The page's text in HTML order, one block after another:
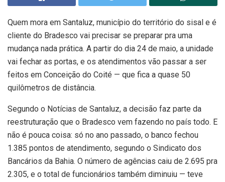
Quem mora em Santaluz, município do território do sisal e é
cliente do Bradesco vai precisar se preparar pra uma
mudança nada prática. A partir do dia 24 de maio, a unidade
vai fechar as portas, e os atendimentos vão passar a ser
feitos em Conceição do Coité — que fica a quase 50
quilômetros de distância.
Segundo o Notícias de Santaluz, a decisão faz parte da
reestruturação que o Bradesco vem fazendo no país todo. E
não é pouca coisa: só no ano passado, o banco fechou
1.385 pontos de atendimento, segundo o Sindicato dos
Bancários da Bahia. O número de agências caiu de 2.695 pra
2.305, e o total de funcionários também diminuiu — teve